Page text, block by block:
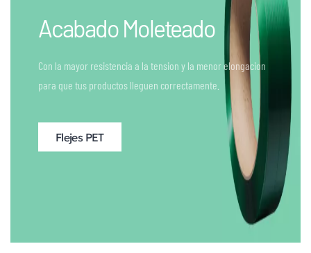
Acabado Moleteado
Con la mayor resistencia a la tension y la menor elongacion
para que tus productos lleguen correctamente.
Flejes PET